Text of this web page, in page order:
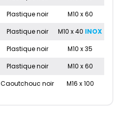
Plastique noir
M10 x 60
Plastique noir M10 x 40 INOX
Plastique noir
M10 x 35
Plastique noir
M10 x 60
Caoutchouc noir M16 x 100